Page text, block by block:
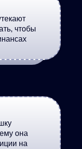
чтобы
она
на